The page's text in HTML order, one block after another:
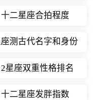
十二星座合拍程度
测古代名字和身份
星座双重性格排名
十二星座发胖指数